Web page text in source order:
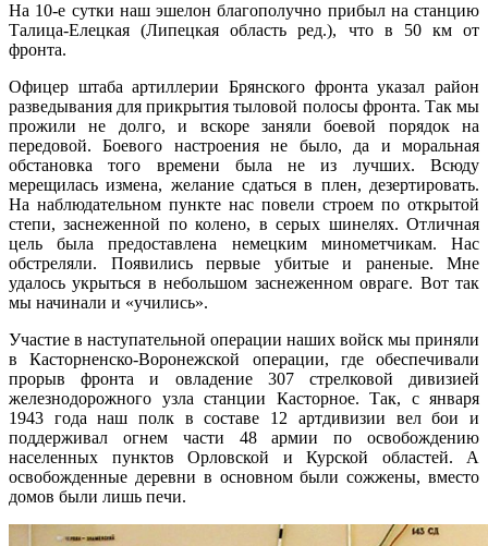
На 10-е сутки наш эшелон благополучно прибыл на станцию
Талица-Елецкая (Липецкая область ред.), что в 50 км от
фронта.
Офицер штаба артиллерии Брянского фронта указал район
разведывания для прикрытия тыловой полосы фронта. Так мы
прожили не долго, и вскоре заняли боевой порядок на
передовой. Боевого настроения не было, да и моральная
обстановка того времени была не из лучших. Всюду
мерещилась измена, желание сдаться в плен, дезертировать.
На наблюдательном пункте нас повели строем по открытой
степи, заснеженной по колено, в серых шинелях. Отличная
цель была предоставлена немецким минометчикам. Нас
обстреляли. Появились первые убитые и раненые. Мне
удалось укрыться в небольшом заснеженном овраге. Вот так
мы начинали и «учились».
Участие в наступательной операции наших войск мы приняли
в Касторненско-Воронежской операции, где обеспечивали
прорыв фронта и овладение 307 стрелковой дивизией
железнодорожного узла станции Касторное. Так, с января
1943 года наш полк в составе 12 артдивизии вел бои и
поддерживал огнем части 48 армии по освобождению
населенных пунктов Орловской и Курской областей. А
освобожденные деревни в основном были сожжены, вместо
домов были лишь печи.